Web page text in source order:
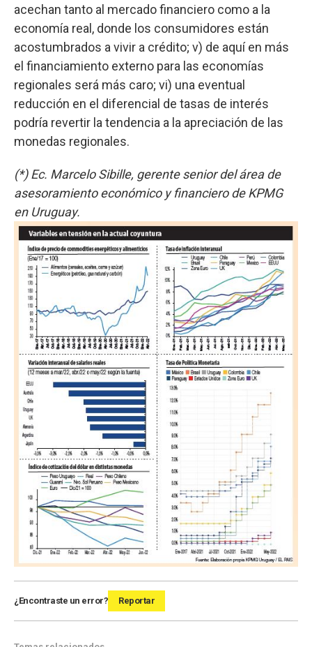
acechan tanto al mercado financiero como a la
economía real, donde los consumidores están
acostumbrados a vivir a crédito; v) de aquí en más
el financiamiento externo para las economías
regionales será más caro; vi) una eventual
reducción en el diferencial de tasas de interés
podría revertir la tendencia a la apreciación de las
monedas regionales.
(*) Ec. Marcelo Sibille, gerente senior del área de
asesoramiento económico y financiero de KPMG
en Uruguay.
¿Encontraste un error? Reportar